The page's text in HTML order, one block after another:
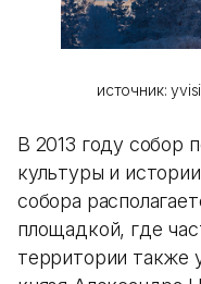
источник:
В 2013 году собор
культуры и
собора
площадкой, где
территории также